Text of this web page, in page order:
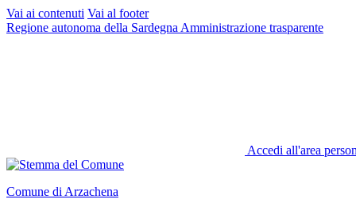
Vai ai contenuti Vai al footer
Regione autonoma della Sardegna Amministrazione trasparente
Accedi all'area
Comune di Arzachena